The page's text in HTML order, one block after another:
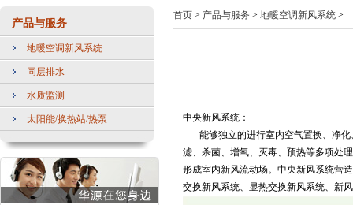
产品与服务
地暖空调新风系统
同层排水
水质监测
太阳能/换热站/热泵
首页 > 产品与服务 > 地暖空调新风系统 >
中央新风系统：
能够独立的进行室内空气置换、净化
滤、杀菌、增氧、灭毒、预热等多项处
形成室内新风流动场。中央新风系统营
交换新风系统、显热交换新风系统、新